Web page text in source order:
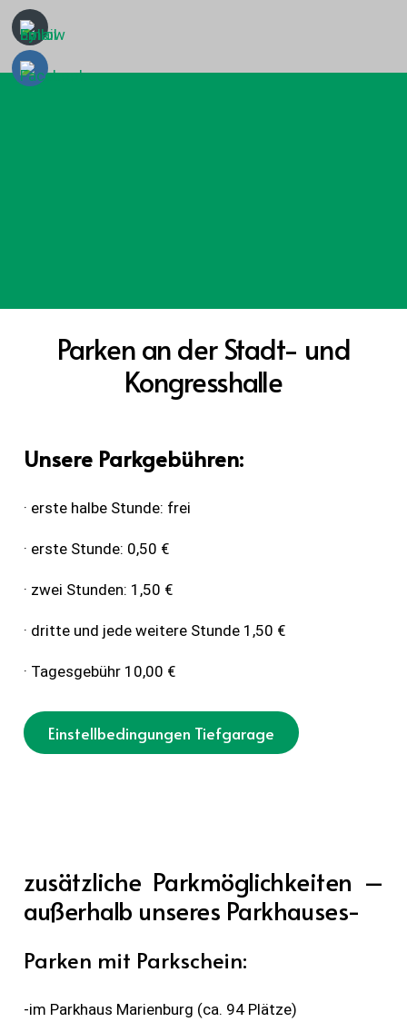
Parken an der Stadt- und
Kongresshalle
Unsere Parkgebühren:
· erste halbe Stunde: frei
· erste Stunde: 0,50 €
· zwei Stunden: 1,50 €
· dritte und jede weitere Stunde 1,50 €
· Tagesgebühr 10,00 €
Einstellbedingungen Tiefgarage
zusätzliche Parkmöglichkeiten –
außerhalb unseres Parkhauses-
Parken mit Parkschein:
-im Parkhaus Marienburg (ca. 94 Plätze)